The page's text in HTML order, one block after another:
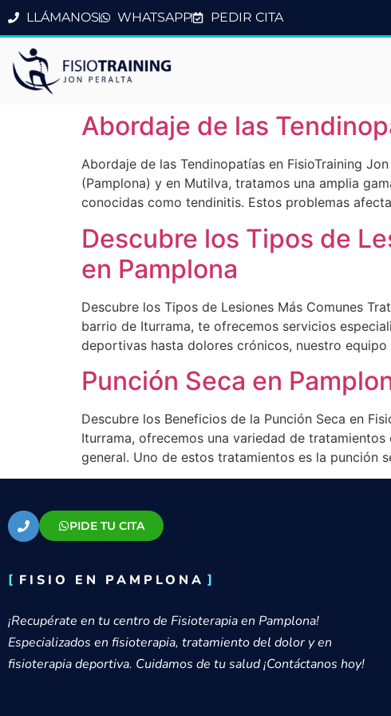
LLÁMANOS WHATSAPP PEDIR CITA
Abordaje de las
Abordaje de las Tendinopatías en FisioTraining
(Pamplona) y en Mutilva, tratamos una amplia
conocidas como tendinitis. Estos problemas
Descubre los Tipos de
en Pamplona
Descubre los Tipos de Lesiones Más Comunes
barrio de Iturrama, te ofrecemos servicios
deportivas hasta dolores crónicos, nuestro
Punción Seca en
Descubre los Beneficios de la Punción Seca en
Iturrama, ofrecemos una variedad de
general. Uno de estos tratamientos es la punción
PIDE TU CITA
FISIO EN PAMPLONA
¡Recupérate en tu centro de Fisioterapia en Pamplona!
Especializados en fisioterapia, tratamiento del dolor y en
fisioterapia deportiva. Cuidamos de tu salud ¡Contáctanos hoy!